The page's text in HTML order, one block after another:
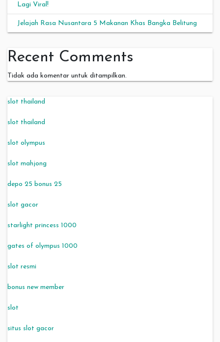
Lagi Viral!
Jelajah Rasa Nusantara 5 Makanan Khas Bangka Belitung
Recent Comments
Tidak ada komentar untuk ditampilkan.
slot thailand
slot thailand
slot olympus
slot mahjong
depo 25 bonus 25
slot gacor
starlight princess 1000
gates of olympus 1000
slot resmi
bonus new member
slot
situs slot gacor